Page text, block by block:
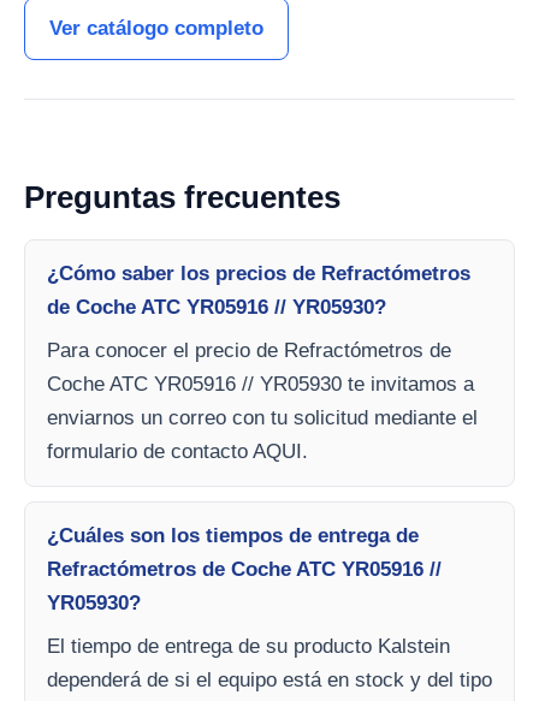
Ver catálogo completo
Preguntas frecuentes
¿Cómo saber los precios de Refractómetros
de Coche ATC YR05916 // YR05930?
Para conocer el precio de Refractómetros de
Coche ATC YR05916 // YR05930 te invitamos a
enviarnos un correo con tu solicitud mediante el
formulario de contacto AQUI.
¿Cuáles son los tiempos de entrega de
Refractómetros de Coche ATC YR05916 //
YR05930?
El tiempo de entrega de su producto Kalstein
dependerá de si el equipo está en stock y del tipo